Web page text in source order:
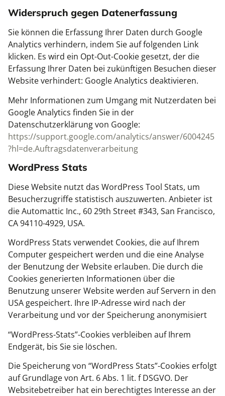
Widerspruch gegen Datenerfassung
Sie können die Erfassung Ihrer Daten durch Google
Analytics verhindern, indem Sie auf folgenden Link
klicken. Es wird ein Opt-Out-Cookie gesetzt, der die
Erfassung Ihrer Daten bei zukünftigen Besuchen dieser
Website verhindert: Google Analytics deaktivieren.
Mehr Informationen zum Umgang mit Nutzerdaten bei
Google Analytics finden Sie in der
Datenschutzerklärung von Google:
https://support.google.com/analytics/answer/6004245
?hl=de.Auftragsdatenverarbeitung
WordPress Stats
Diese Website nutzt das WordPress Tool Stats, um
Besucherzugriffe statistisch auszuwerten. Anbieter ist
die Automattic Inc., 60 29th Street #343, San Francisco,
CA 94110-4929, USA.
WordPress Stats verwendet Cookies, die auf Ihrem
Computer gespeichert werden und die eine Analyse
der Benutzung der Website erlauben. Die durch die
Cookies generierten Informationen über die
Benutzung unserer Website werden auf Servern in den
USA gespeichert. Ihre IP-Adresse wird nach der
Verarbeitung und vor der Speicherung anonymisiert
“WordPress-Stats”-Cookies verbleiben auf Ihrem
Endgerät, bis Sie sie löschen.
Die Speicherung von “WordPress Stats”-Cookies erfolgt
auf Grundlage von Art. 6 Abs. 1 lit. f DSGVO. Der
Websitebetreiber hat ein berechtigtes Interesse an der